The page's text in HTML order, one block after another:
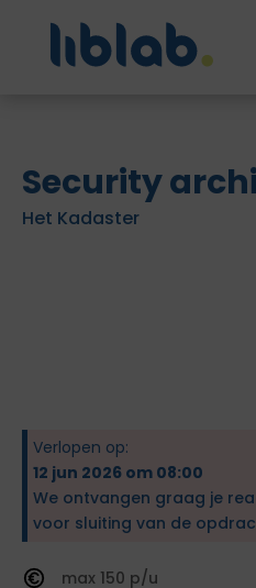
Security
Het Kadaster
Verlopen op:
12 jun 2026 om 08:00
We ontvangen graag je
voor sluiting van de
150